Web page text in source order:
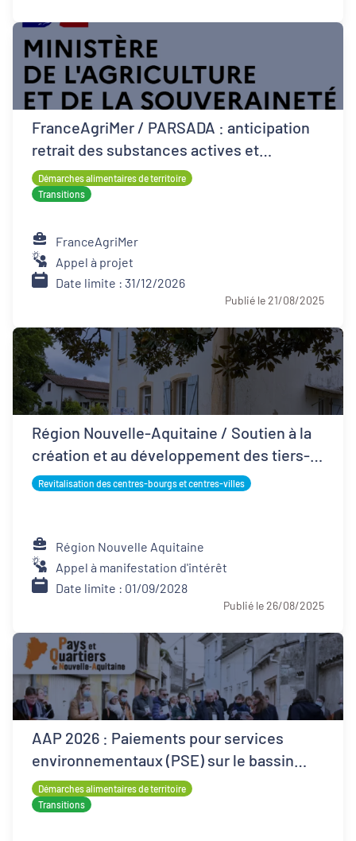
FranceAgriMer / PARSADA : anticipation
retrait des substances actives et
techniques alternatives pour les cultures
Démarches alimentaires de territoire
Transitions
FranceAgriMer
Appel à projet
Date limite : 31/12/2026
Publié le 21/08/2025
Région Nouvelle-Aquitaine / Soutien à la
création et au développement des tiers-
lieux
Revitalisation des centres-bourgs et centres-villes
Région Nouvelle Aquitaine
Appel à manifestation d'intérêt
Date limite : 01/09/2028
Publié le 26/08/2025
AAP 2026 : Paiements pour services
environnementaux (PSE) sur le bassin
Loire-Bretagne
Démarches alimentaires de territoire
Transitions